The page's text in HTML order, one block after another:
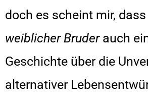
doch es scheint mir, dass
weiblicher Bruderauch
Geschichte über die
alternativer